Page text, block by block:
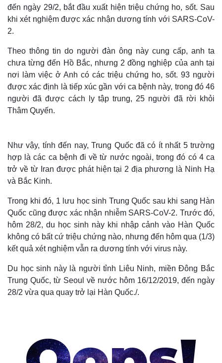
đến ngày 29/2, bắt đầu xuất hiện triệu chứng ho, sốt. Sau
khi xét nghiệm được xác nhận dương tính với SARS-CoV-
2.
Theo thông tin do người đàn ông này cung cấp, anh ta
chưa từng đến Hồ Bắc, nhưng 2 đồng nghiệp của anh tại
nơi làm việc ở Anh có các triệu chứng ho, sốt. 93 người
được xác định là tiếp xúc gần với ca bệnh này, trong đó 46
người đã được cách ly tập trung, 25 người đã rời khỏi
Thâm Quyến.
Như vậy, tính đến nay, Trung Quốc đã có ít nhất 5 trường
hợp là các ca bệnh đi về từ nước ngoài, trong đó có 4 ca
trở về từ Iran được phát hiện tại 2 địa phương là Ninh Hạ
và Bắc Kinh.
Trong khi đó, 1 lưu học sinh Trung Quốc sau khi sang Hàn
Quốc cũng được xác nhận nhiễm SARS-CoV-2. Trước đó,
hôm 28/2, du học sinh này khi nhập cảnh vào Hàn Quốc
không có bất cứ triệu chứng nào, nhưng đến hôm qua (1/3)
kết quả xét nghiệm vẫn ra dương tính với virus này.
Du học sinh này là người tỉnh Liêu Ninh, miền Đông Bắc
Trung Quốc, từ Seoul về nước hôm 16/12/2019, đến ngày
28/2 vừa qua quay trở lại Hàn Quốc./.